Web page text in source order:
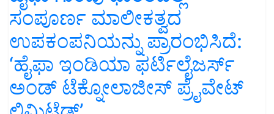
ಸಂಪೂರ್ಣ ಮಾಲೀಕತ್ವದ
ಉಪಕಂಪನಿಯನ್ನು ಪ್ರಾರಂಭಿಸಿದೆ:
‘ಹೈಫಾ ಇಂಡಿಯಾ ಫರ್ಟಿಲೈಜರ್ಸ್
ಅಂಡ್ ಟೆಕ್ನೋಲಾಜೀಸ್ ಪ್ರೈವೇಟ್